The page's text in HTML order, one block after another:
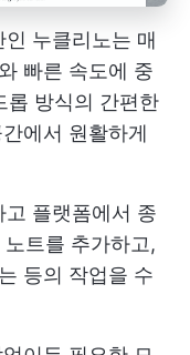
누클리노는 매
빠른 속도에 중
롭 방식의 간편한
에서 원활하게
플랫폼에서 종
트를 추가하고,
등의 작업을 수